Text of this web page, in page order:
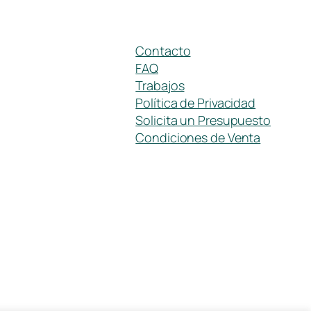
Contacto
FAQ
Trabajos
Política de Privacidad
Solicita un Presupuesto
Condiciones de Venta